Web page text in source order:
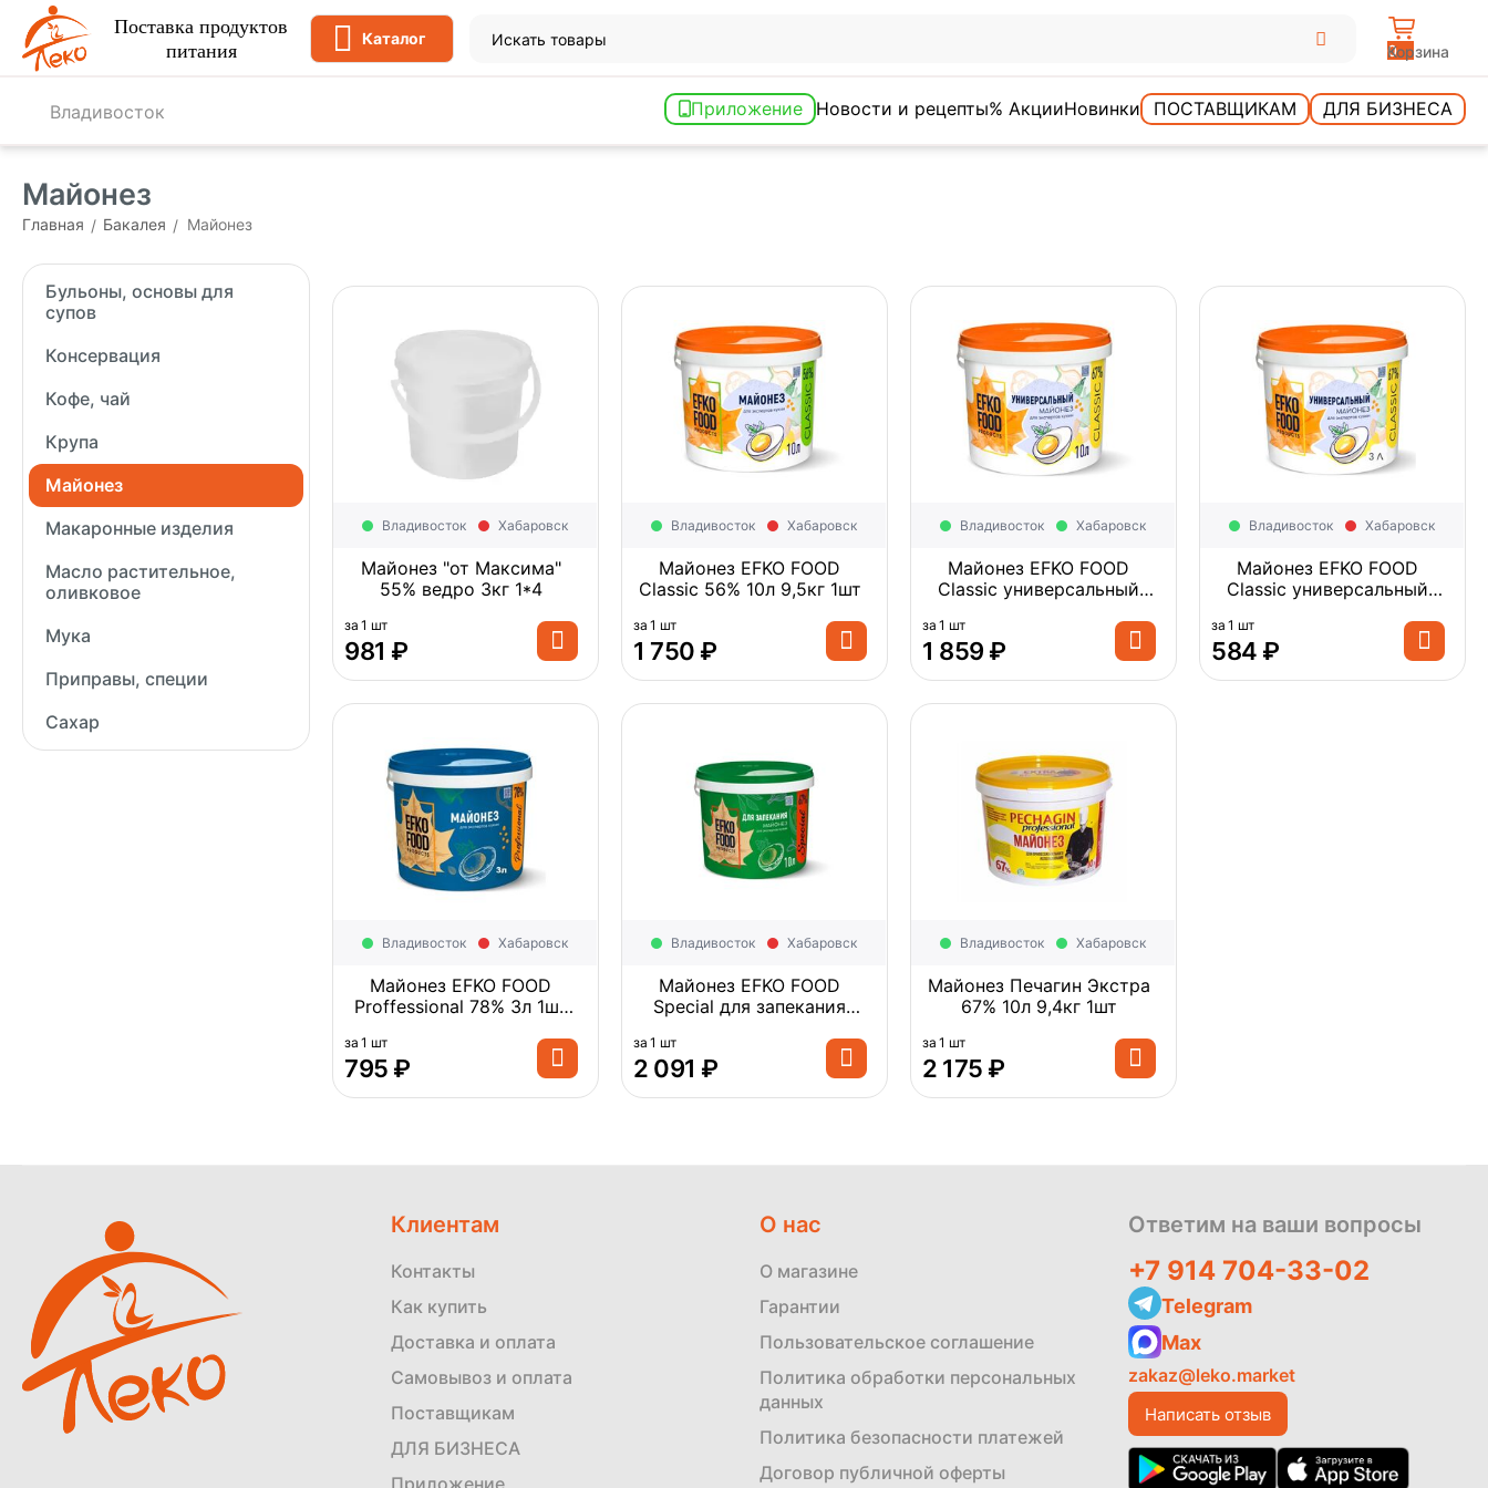
Поставка продуктов
питания
Каталог
0
Корзина
Владивосток Приложение Новости и рецепты% АкцииНовинки ПОСТАВЩИКАМ ДЛЯ БИЗНЕСА
Майонез
Главная / Бакалея / Майонез
Майонез "от Максима"
55% ведро 3кг 1*4
Владивосток Хабаровск
‍981‍ ₽
за 1 шт
Майонез EFKO FOOD
Classic 56% 10л 9,5кг 1шт
Владивосток Хабаровск
1 750 ₽
за 1 шт
Майонез EFKO FOOD
Classic универсальный
Владивосток Хабаровск
1 859 ₽
за 1 шт
Майонез EFKO FOOD
Classic универсальный
Владивосток Хабаровск
‍584‍ ₽
за 1 шт
Майонез EFKO FOOD
Proffessional 78% 3л 1шт
Владивосток Хабаровск
‍795‍ ₽
за 1 шт
Майонез EFKO FOOD
Special для запекания
Владивосток Хабаровск
2 091 ₽
за 1 шт
Майонез Печагин Экстра
67% 10л 9,4кг 1шт
Владивосток Хабаровск
2 175 ₽
за 1 шт
Бульоны, основы для
супов
Консервация
Кофе, чай
Крупа
Майонез
Макаронные изделия
Масло растительное,
оливковое
Мука
Приправы, специи
Сахар
Клиентам
Контакты
Как купить
Доставка и оплата
Самовывоз и оплата
Поставщикам
ДЛЯ БИЗНЕСА
Приложение
О нас
О магазине
Гарантии
Пользовательское соглашение
Политика обработки персональных
данных
Политика безопасности платежей
Договор публичной оферты
Ответим на ваши вопросы
+7 914 704-33-02
Telegram
Max
zakaz@leko.market
Написать отзыв